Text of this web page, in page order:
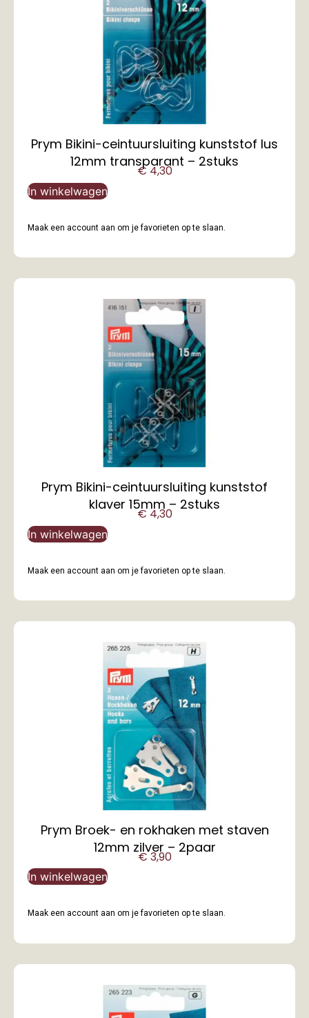
Prym Bikini-ceintuursluiting kunststof lus
12mm transparant – 2stuks
€4,30
In winkelwagen
Maak een account aan om je favorieten op te slaan.
Prym Bikini-ceintuursluiting kunststof
klaver 15mm – 2stuks
€4,30
In winkelwagen
Maak een account aan om je favorieten op te slaan.
Prym Broek- en rokhaken met staven
12mm zilver – 2paar
€3,90
In winkelwagen
Maak een account aan om je favorieten op te slaan.